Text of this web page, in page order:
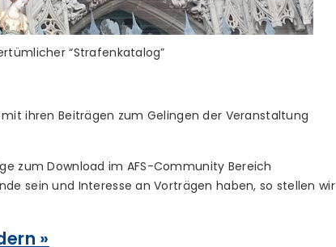
“Strafenkatalog”
ihren Beiträgen zum Gelingen der Veranstaltung
zum Download im AFS-Community Bereich
sein und Interesse an Vorträgen haben, so stellen wir
»